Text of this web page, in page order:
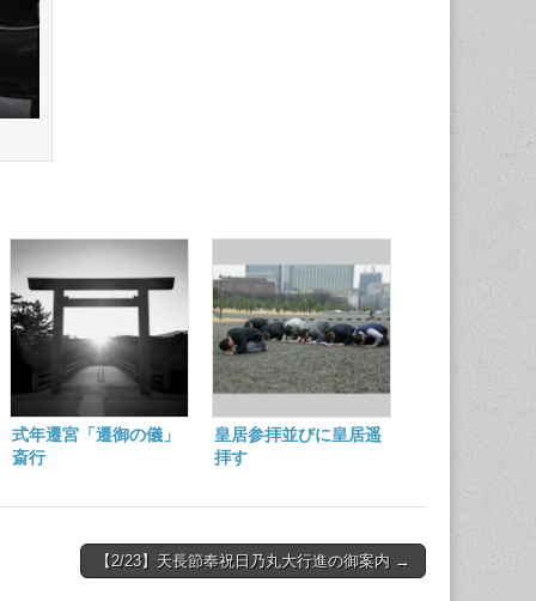
式年遷宮「遷御の儀」
斎行
皇居参拝並びに皇居遥
拝す
【2/23】天長節奉祝日乃丸大行進の御案内 →